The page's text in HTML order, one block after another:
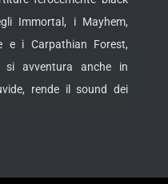
Immortal, i Mayhem,
e i Carpathian Forest,
si avventura anche in
rende il sound dei